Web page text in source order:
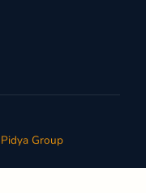
Pidya Group